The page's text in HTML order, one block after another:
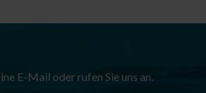
E-Mail oder rufen Sie uns an.